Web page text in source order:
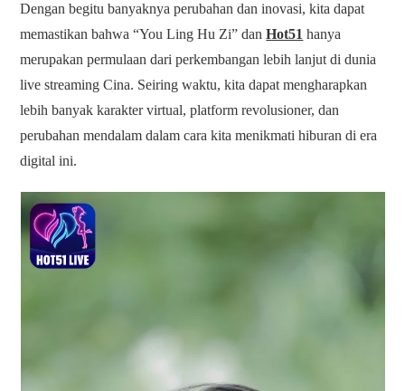
Dengan begitu banyaknya perubahan dan inovasi, kita dapat
memastikan bahwa “You Ling Hu Zi” danHot51 hanya
merupakan permulaan dari perkembangan lebih lanjut di dunia
live streaming Cina. Seiring waktu, kita dapat mengharapkan
lebih banyak karakter virtual, platform revolusioner, dan
perubahan mendalam dalam cara kita menikmati hiburan di era
digital ini.